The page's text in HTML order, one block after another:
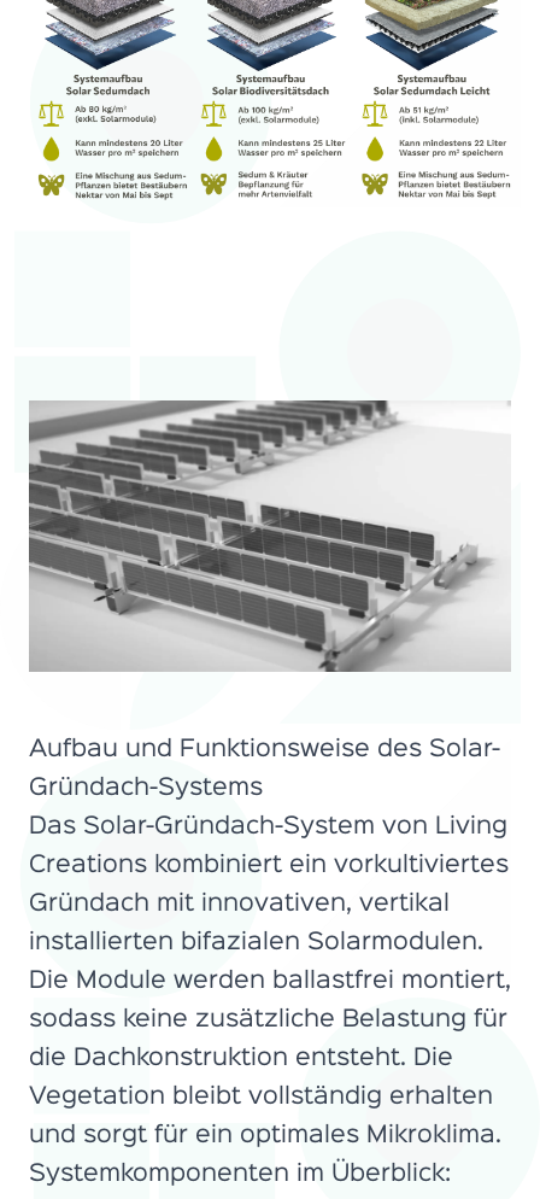
Aufbau und Funktionsweise des Solar-
Gründach-Systems
Das Solar-Gründach-System von Living
Creations kombiniert ein vorkultiviertes
Gründach mit innovativen, vertikal
installierten bifazialen Solarmodulen.
Die Module werden ballastfrei montiert,
sodass keine zusätzliche Belastung für
die Dachkonstruktion entsteht. Die
Vegetation bleibt vollständig erhalten
und sorgt für ein optimales Mikroklima.
Systemkomponenten im Überblick: